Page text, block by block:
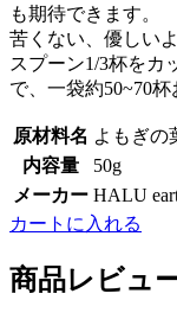
も期待できます。
苦くない、優しい
スプーン1/3杯をカ
で、一袋約50~70杯
原材料名 よもぎの
内容量
50g
メーカー HALU
カートに入れる
商品レビュ